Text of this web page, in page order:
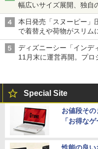
幅広いサイズ展開、独自
本日発売「スヌーピー」
で着替えや荷物がスリム
ディズニーシー「インデ
11月末に運営再開。プロ
Special Site
お値段そ
「お得な
性能の良い